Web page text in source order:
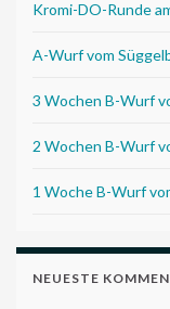
Kromi-DO-Runde
A-Wurf vom
3 Wochen B-Wurf
2 Wochen B-Wurf
1 Woche B-Wurf
NEUESTE